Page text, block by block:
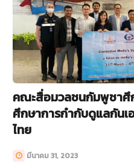
คณะสื่อมวลชนกัมพูชา
ศึกษาการกำกับดูแลกัน
ไทย
มีนาคม 31, 2023